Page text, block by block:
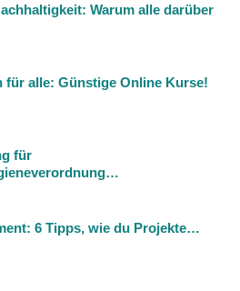
Warum alle darüber
für alle: Günstige Online Kurse!
für
6 Tipps, wie du Projekte…